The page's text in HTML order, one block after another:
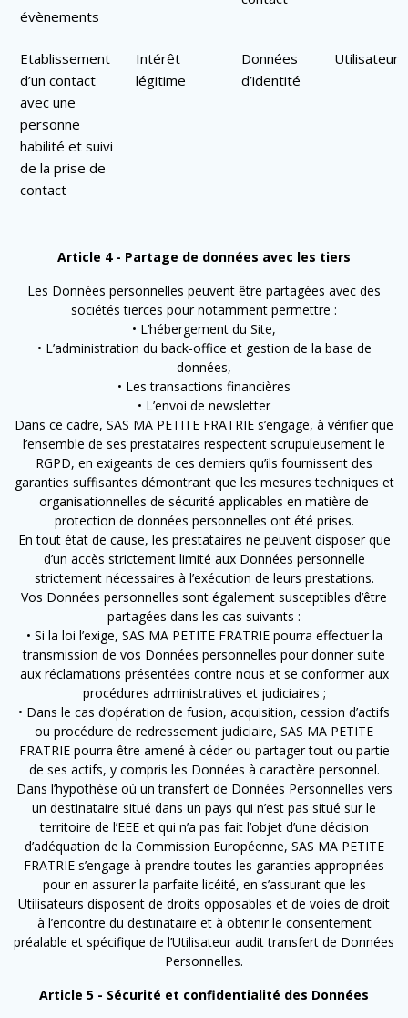
évènements
Etablissement
d’un contact
avec une
personne
habilité et suivi
de la prise de
contact
Intérêt
légitime
Données
d’identité
Utilisateur
Article 4 - Partage de données avec les tiers
Les Données personnelles peuvent être partagées avec des
sociétés tierces pour notamment permettre :
• L’hébergement du Site,
• L’administration du back-office et gestion de la base de
données,
• Les transactions financières
• L’envoi de newsletter
Dans ce cadre, SAS MA PETITE FRATRIE s’engage, à vérifier que
l’ensemble de ses prestataires respectent scrupuleusement le
RGPD, en exigeants de ces derniers qu’ils fournissent des
garanties suffisantes démontrant que les mesures techniques et
organisationnelles de sécurité applicables en matière de
protection de données personnelles ont été prises.
En tout état de cause, les prestataires ne peuvent disposer que
d’un accès strictement limité aux Données personnelle
strictement nécessaires à l’exécution de leurs prestations.
Vos Données personnelles sont également susceptibles d’être
partagées dans les cas suivants :
• Si la loi l’exige, SAS MA PETITE FRATRIE pourra effectuer la
transmission de vos Données personnelles pour donner suite
aux réclamations présentées contre nous et se conformer aux
procédures administratives et judiciaires ;
• Dans le cas d’opération de fusion, acquisition, cession d’actifs
ou procédure de redressement judiciaire, SAS MA PETITE
FRATRIE pourra être amené à céder ou partager tout ou partie
de ses actifs, y compris les Données à caractère personnel.
Dans l’hypothèse où un transfert de Données Personnelles vers
un destinataire situé dans un pays qui n’est pas situé sur le
territoire de l’EEE et qui n’a pas fait l’objet d’une décision
d’adéquation de la Commission Européenne, SAS MA PETITE
FRATRIE s’engage à prendre toutes les garanties appropriées
pour en assurer la parfaite licéité, en s’assurant que les
Utilisateurs disposent de droits opposables et de voies de droit
à l’encontre du destinataire et à obtenir le consentement
préalable et spécifique de l’Utilisateur audit transfert de Données
Personnelles.
Article 5 - Sécurité et confidentialité des Données